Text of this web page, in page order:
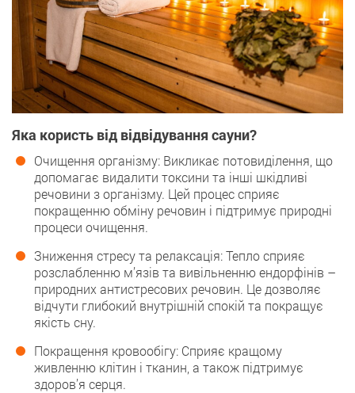
Яка користь від відвідування сауни?
Очищення організму: Викликає потовиділення, що
допомагає видалити токсини та інші шкідливі
речовини з організму. Цей процес сприяє
покращенню обміну речовин і підтримує природні
процеси очищення.
Зниження стресу та релаксація: Тепло сприяє
розслабленню м’язів та вивільненню ендорфінів –
природних антистресових речовин. Це дозволяє
відчути глибокий внутрішній спокій та покращує
якість сну.
Покращення кровообігу: Сприяє кращому
живленню клітин і тканин, а також підтримує
здоров’я серця.